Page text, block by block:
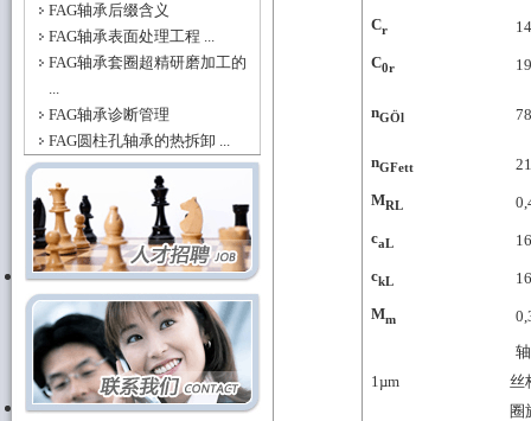
FAG轴承后缀含义
FAG轴承表面处理工程 ...
FAG轴承套圈超精研磨加工的
...
FAG轴承诊断管理
FAG圆柱孔轴承的热拆卸 ...
Cr
C0r
nGÖl
nGFett
MRL
caL
ckL
Mm
1µm
丝
圈